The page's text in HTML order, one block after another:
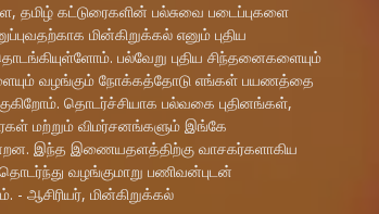
கட்டுரைகளின் பல்சுவை படைப்புகளை
மின்கிறுக்கல் எனும் புதிய
பல்வேறு புதிய சிந்தனைகளையும்
வழங்கும் நோக்கத்தோடு எங்கள் பயணத்தை
தொடர்ச்சியாக பல்வகை புதினங்கள்,
மற்றும் விமர்சனங்களும் இங்கே
இந்த இணையதளத்திற்கு வாசகர்களாகிய
வழங்குமாறு பணிவன்புடன்
ஆசிரியர், மின்கிறுக்கல்